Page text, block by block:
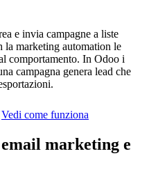
e invia campagne a liste
la marketing automation le
comportamento. In Odoo i
campagna genera lead che
Vedi come funziona
marketing e